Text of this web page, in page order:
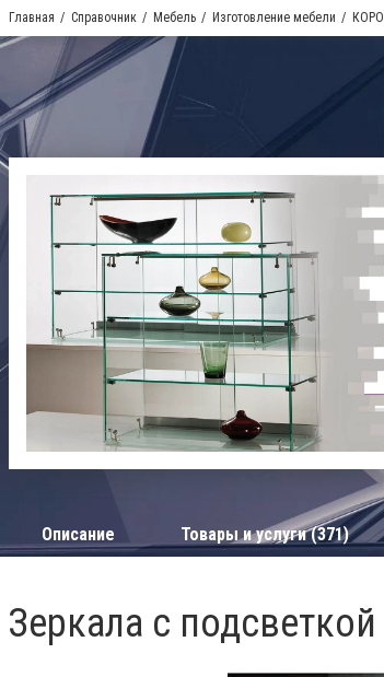
Главная Справочник Мебель Изготовление мебели
Описание Товары и услуги (371)
Зеркала с подсветкой